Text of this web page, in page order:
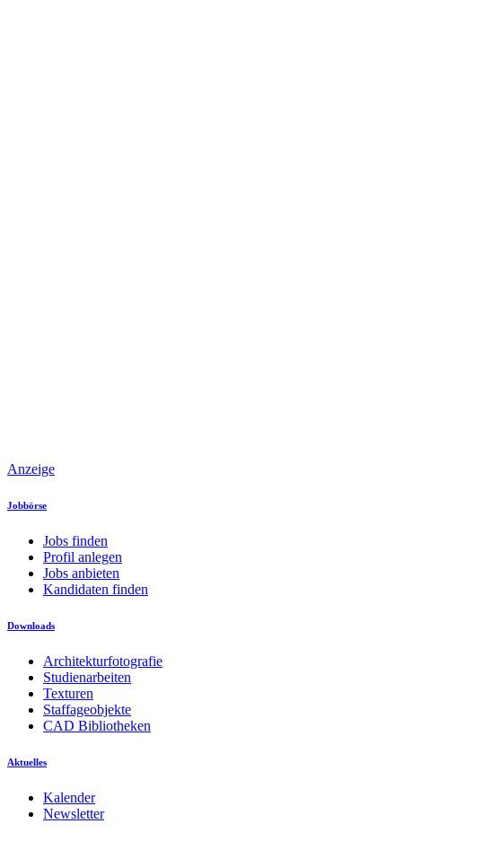
Anzeige
Jobbörse
Jobs finden
Profil anlegen
Jobs anbieten
Kandidaten finden
Downloads
Architekturfotografie
Studienarbeiten
Texturen
Staffageobjekte
CAD Bibliotheken
Aktuelles
Kalender
Newsletter